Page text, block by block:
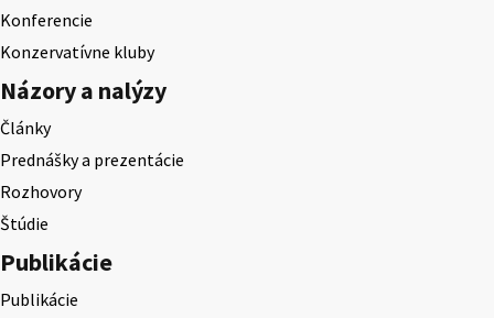
Konferencie
Konzervatívne kluby
Názory a nalýzy
Články
Prednášky a prezentácie
Rozhovory
Štúdie
Publikácie
Publikácie